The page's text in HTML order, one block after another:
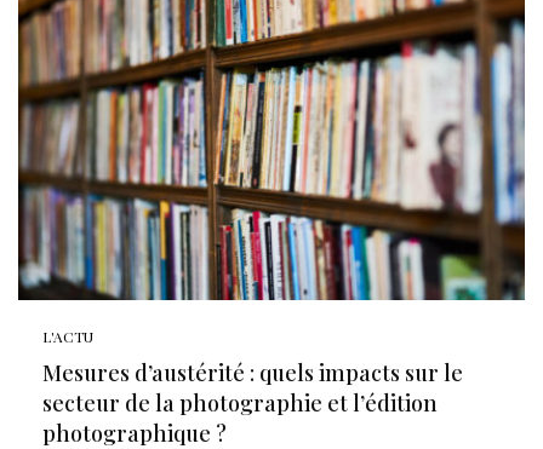
L'ACTU
Mesures d’austérité : quels impacts sur le
secteur de la photographie et l’édition
photographique ?